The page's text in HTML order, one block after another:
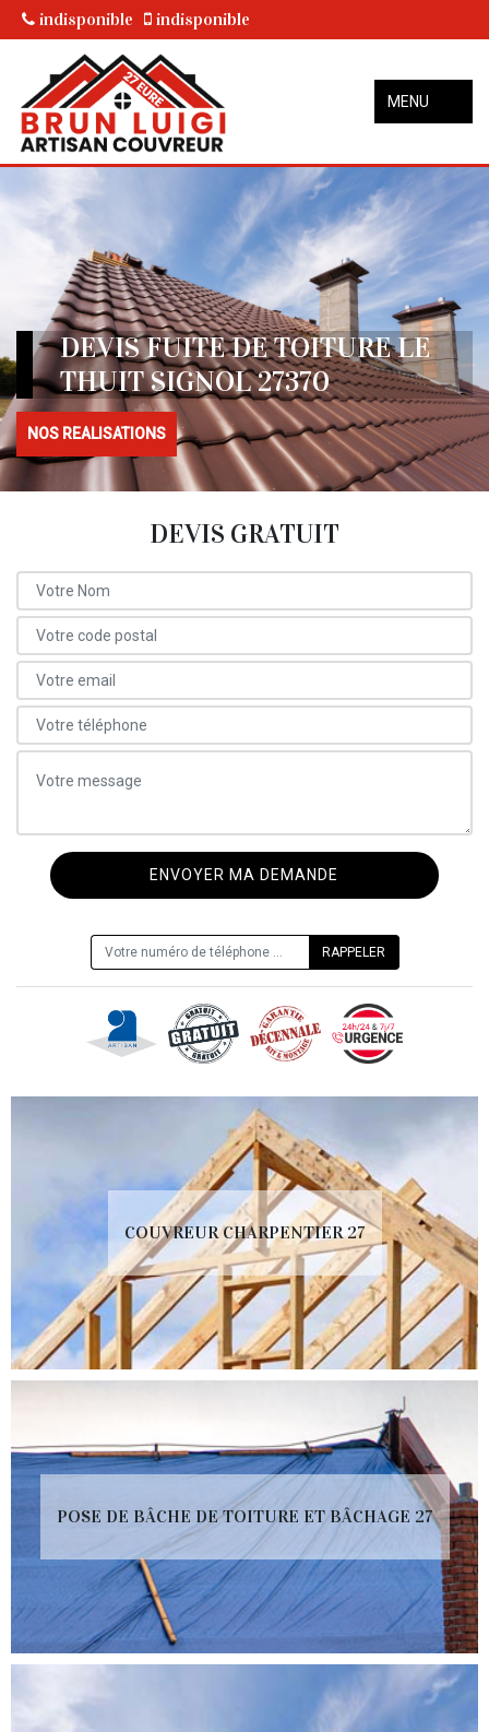
indisponible indisponible
MENU
DEVIS FUITE DE TOITURE LE
THUIT SIGNOL 27370
NOS REALISATIONS
DEVIS GRATUIT
COUVREUR CHARPENTIER 27
POSE DE BÂCHE DE TOITURE ET BÂCHAGE 27